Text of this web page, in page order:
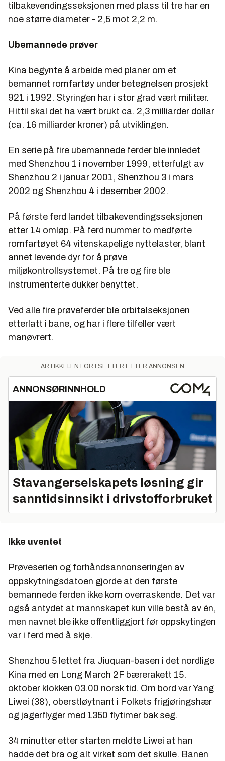
tilbakevendingsseksjonen med plass til tre har en
noe større diameter - 2,5 mot 2,2 m.
Ubemannede prøver
Kina begynte å arbeide med planer om et
bemannet romfartøy under betegnelsen prosjekt
921 i 1992. Styringen har i stor grad vært militær.
Hittil skal det ha vært brukt ca. 2,3 milliarder dollar
(ca. 16 milliarder kroner) på utviklingen.
En serie på fire ubemannede ferder ble innledet
med Shenzhou 1 i november 1999, etterfulgt av
Shenzhou 2 i januar 2001, Shenzhou 3 i mars
2002 og Shenzhou 4 i desember 2002.
På første ferd landet tilbakevendingsseksjonen
etter 14 omløp. På ferd nummer to medførte
romfartøyet 64 vitenskapelige nyttelaster, blant
annet levende dyr for å prøve
miljøkontrollsystemet. På tre og fire ble
instrumenterte dukker benyttet.
Ved alle fire prøveferder ble orbitalseksjonen
etterlatt i bane, og har i flere tilfeller vært
manøvrert.
ARTIKKELEN FORTSETTER ETTER ANNONSEN
ANNONSØRINNHOLD
Stavangerselskapets løsning gir
sanntidsinnsikt i drivstofforbruket
Ikke uventet
Prøveserien og forhåndsannonseringen av
oppskytningsdatoen gjorde at den første
bemannede ferden ikke kom overraskende. Det var
også antydet at mannskapet kun ville bestå av én,
men navnet ble ikke offentliggjort før oppskytingen
var i ferd med å skje.
Shenzhou 5 lettet fra Jiuquan-basen i det nordlige
Kina med en Long March 2F bærerakett 15.
oktober klokken 03.00 norsk tid. Om bord var Yang
Liwei (38), oberstløytnant i Folkets frigjøringshær
og jagerflyger med 1350 flytimer bak seg.
34 minutter etter starten meldte Liwei at han
hadde det bra og alt virket som det skulle. Banen